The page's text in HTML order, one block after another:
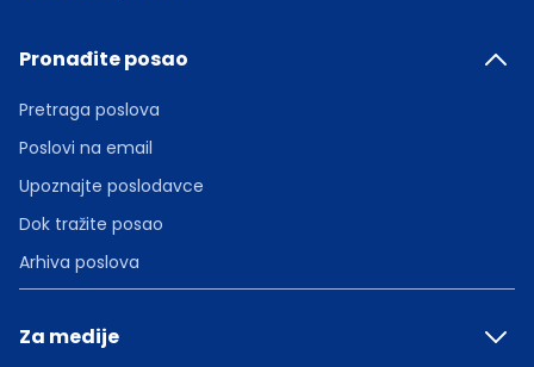
Pronađite posao
Pretraga poslova
Poslovi na email
Upoznajte poslodavce
Dok tražite posao
Arhiva poslova
Za medije